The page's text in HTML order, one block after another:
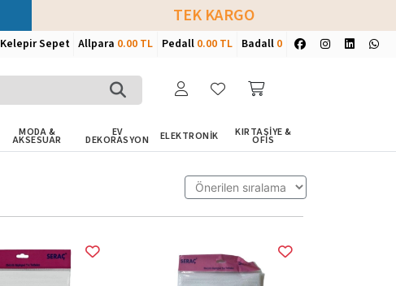
TEK KARGO
Kelepir Sepet Allpara 0.00 TL Pedall 0.00 TL Badall 0
MODA &
AKSESUAR
EV
DEKORASYON ELEKTRONİK KIRTASİYE &
OFİS